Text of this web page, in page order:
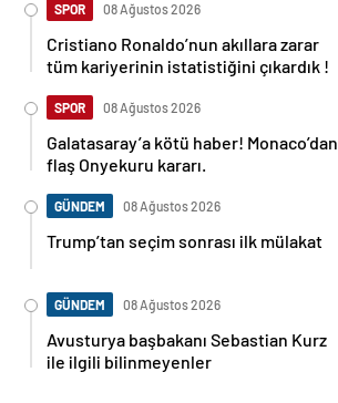
SPOR 08 Ağustos 2026
Cristiano Ronaldo’nun akıllara zarar
tüm kariyerinin istatistiğini çıkardık !
SPOR 08 Ağustos 2026
Galatasaray’a kötü haber! Monaco’dan
flaş Onyekuru kararı.
GÜNDEM 08 Ağustos 2026
Trump’tan seçim sonrası ilk mülakat
GÜNDEM 08 Ağustos 2026
Avusturya başbakanı Sebastian Kurz
ile ilgili bilinmeyenler